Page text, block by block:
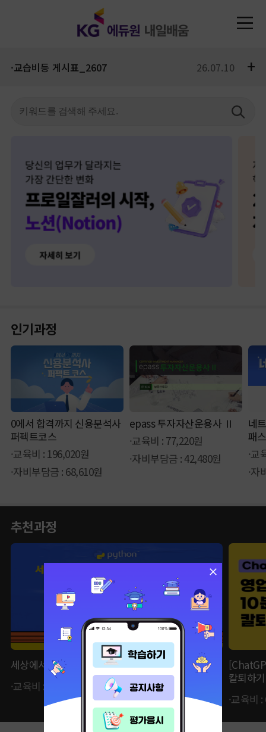
·교습비등 게시표_2607 26.07.10 +
인기과정
0에서 합격까지 신용분석사
퍼펙트코스
·교육비 : 196,020원
·자비부담금 : 68,610원
epass 투자자산운용사 Ⅱ
·교육비 : 77,220원
·자비부담금 : 42,480원
네
패
·교
·자
추천과정
세상에서 가장 쉬운 IT 부트캠프, 파이썬 BASIC
·교육비 : 62,370원 ·자비부담금 : 21,830원
칼퇴하기
·교육비